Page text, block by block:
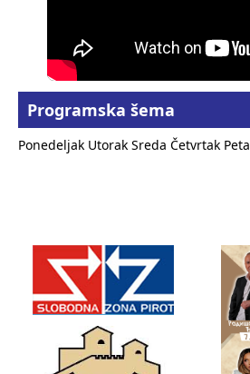
Programska šema
Ponedeljak Utorak Sreda Četvrtak